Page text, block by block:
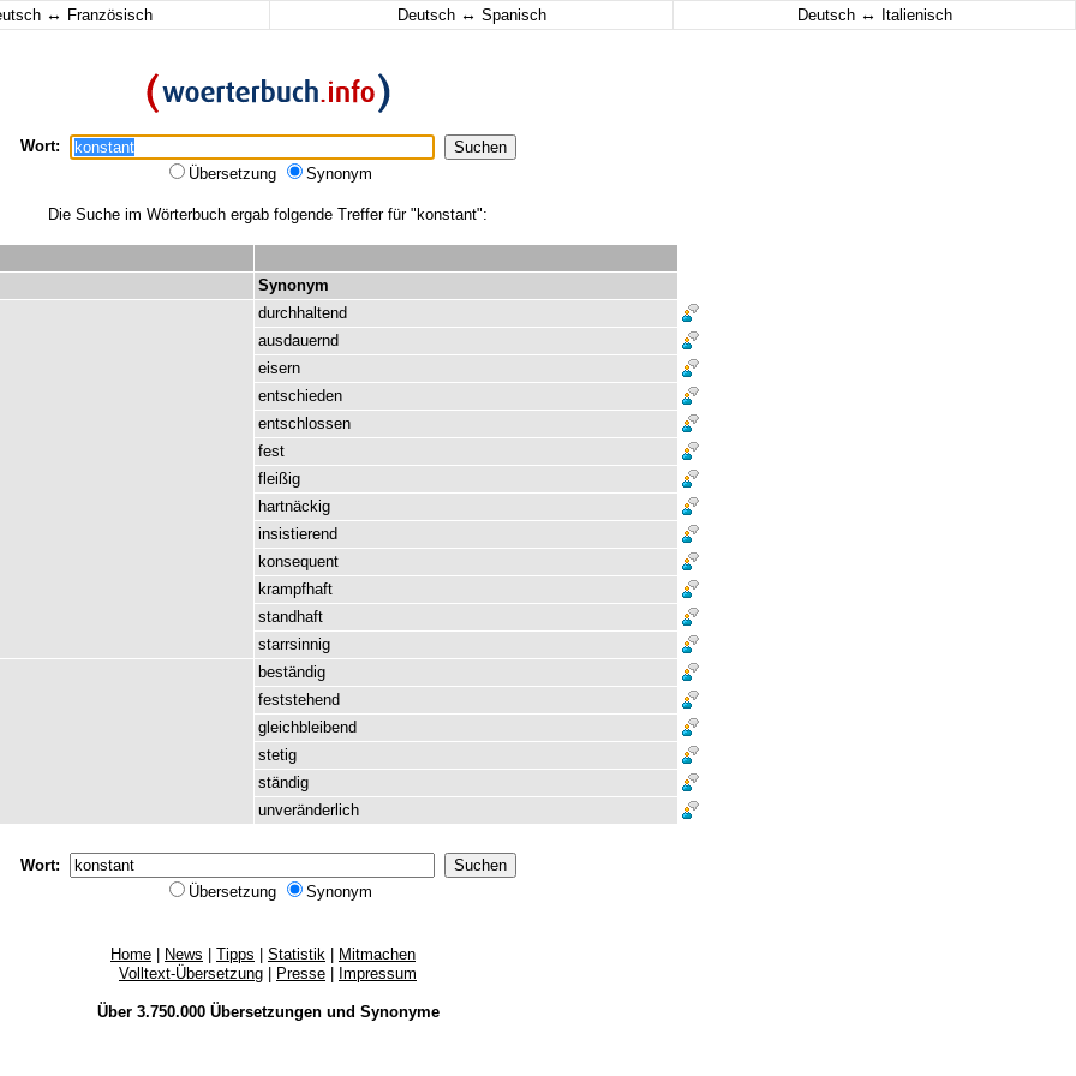
↔ Französisch Deutsch ↔ Spanisch Deutsch ↔ Italienisch
Wort:
Übersetzung
Synonym
Die Suche im Wörterbuch ergab folgende Treffer für "konstant":
Synonym
durchhaltend
ausdauernd
eisern
entschieden
entschlossen
fest
fleißig
hartnäckig
insistierend
konsequent
krampfhaft
standhaft
starrsinnig
beständig
feststehend
gleichbleibend
stetig
ständig
unveränderlich
Wort:
Übersetzung
Synonym
Home News Tipps Statistik
Mitmachen
Volltext-Übersetzung
Presse Impressum
Über 3.750.000 Übersetzungenund Synonyme